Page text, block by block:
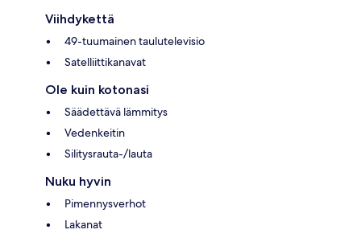
Viihdykettä
49-tuumainen taulutelevisio
Satelliittikanavat
Ole kuin kotonasi
Säädettävä lämmitys
Vedenkeitin
Silitysrauta-/lauta
Nuku hyvin
Pimennysverhot
Lakanat